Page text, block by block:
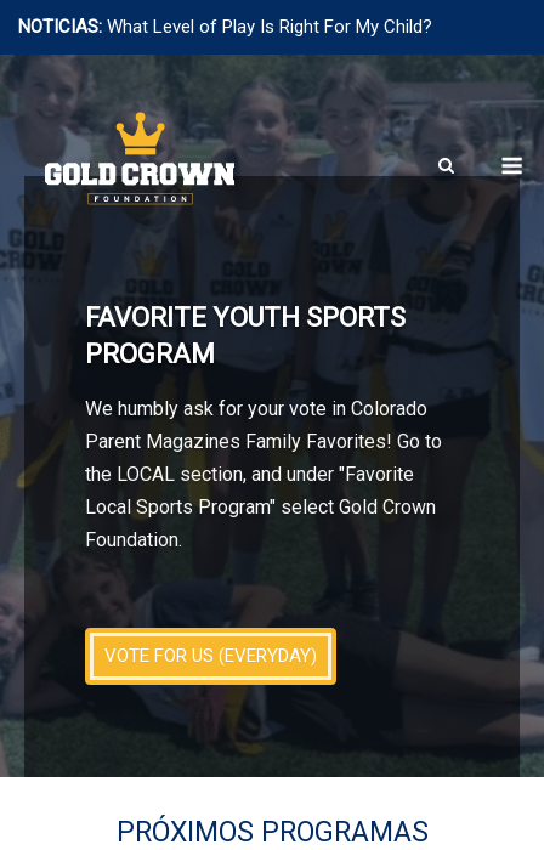
NOTICIAS: What Level of Play Is Right For My Child?
Saltar
contenido
FAVORITE YOUTH SPORTS
PROGRAM
We humbly ask for your vote in Colorado
Parent Magazines Family Favorites! Go to
the LOCAL section, and under "Favorite
Local Sports Program" select Gold Crown
Foundation.
VOTE FOR US (EVERYDAY)
PRÓXIMOS PROGRAMAS